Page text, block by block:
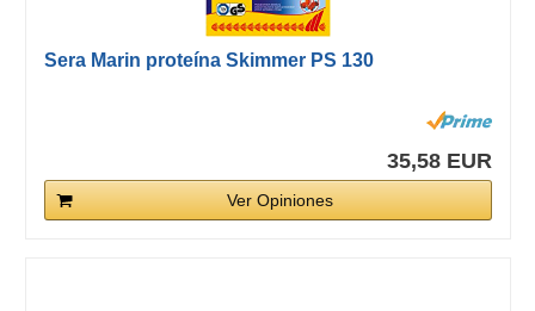
Sera Marin proteína Skimmer PS 130
35,58 EUR
Ver Opiniones